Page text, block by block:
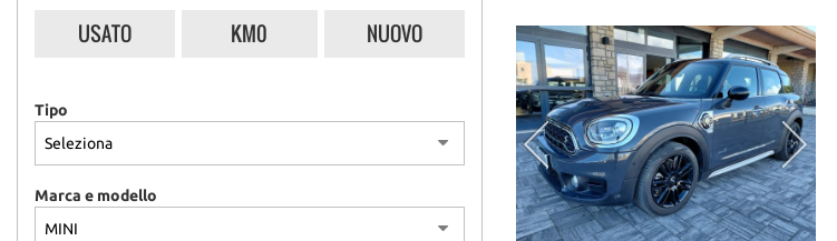
USATO KM0 NUOVO
Tipo
Marca e modello